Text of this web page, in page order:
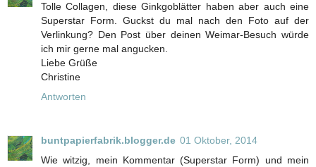
Tolle Collagen, diese Ginkgoblätter haben aber auch eine
Superstar Form. Guckst du mal nach den Foto auf der
Verlinkung? Den Post über deinen Weimar-Besuch würde
ich mir gerne mal angucken.
Liebe Grüße
Christine
Antworten
buntpapierfabrik.blogger.de 01 Oktober, 2014
Wie witzig, mein Kommentar (Superstar Form) und mein